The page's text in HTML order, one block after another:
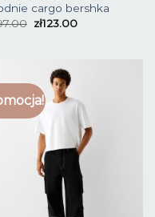
cargo bershka
zł123.00